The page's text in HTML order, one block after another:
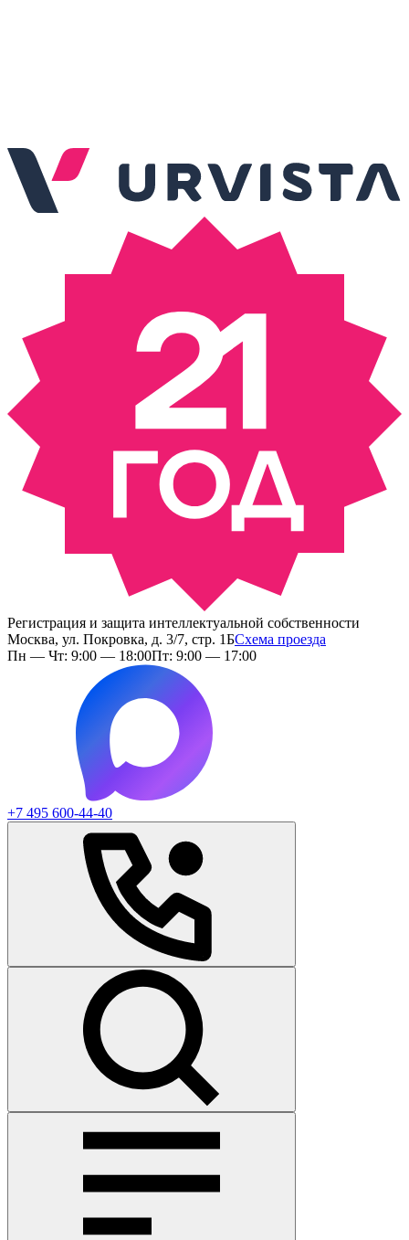
Регистрация и защита интеллектуальной собственности
Москва, ул. Покровка, д. 3/7, стр. 1БСхема проезда
Пн — Чт: 9:00 — 18:00Пт: 9:00 — 17:00
+7 495 600-44-40